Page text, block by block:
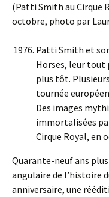
(Patti Smith au Cirque
octobre, photo par
Patti Smith et
Horses, leur tout
plus tôt.
tournée
Des images
immortalisées
Cirque Royal, en
Quarante-neuf ans
angulaire de l’histoire
anniversaire, une